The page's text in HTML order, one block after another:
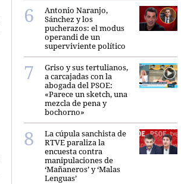
Antonio Naranjo,
Sánchez y los
pucherazos: el modus
operandi de un
superviviente político
Griso y sus tertulianos,
a carcajadas con la
abogada del PSOE:
«Parece un sketch, una
mezcla de pena y
bochorno»
La cúpula sanchista de
RTVE paraliza la
encuesta contra
manipulaciones de
‘Mañaneros’ y ‘Malas
Lenguas’